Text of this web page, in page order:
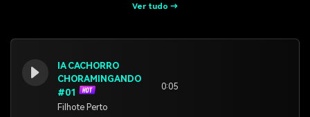
Ver tudo →
IA CACHORRO
CHORAMINGANDO
#01
Filhote Perto
0:05